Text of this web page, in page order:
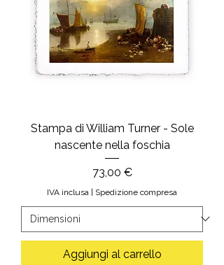
Stampa di William Turner - Sole
nascente nella foschia
Prezzo
73,00 €
IVA inclusa | Spedizione compresa
Aggiungi al carrello